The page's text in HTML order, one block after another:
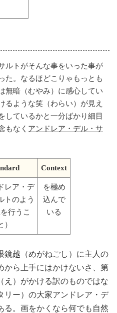
ルトがそんな事をいった事が
た。なるほどこりゃもっとも
無暗（むやみ）に感心してい
るような笑（わらい）が見え
ているかと一分ばかり細目
もなく アンドレア・デル・サ
Context
レア・デ
トのよう
行うこ
）
を極め
込んで
いる
鏡越（めがねごし）に主人の
から上手にはかけないさ、第
え）がかける訳のものではな
リー）の大家アンドレア・デ
る。画をかくなら何でも自然